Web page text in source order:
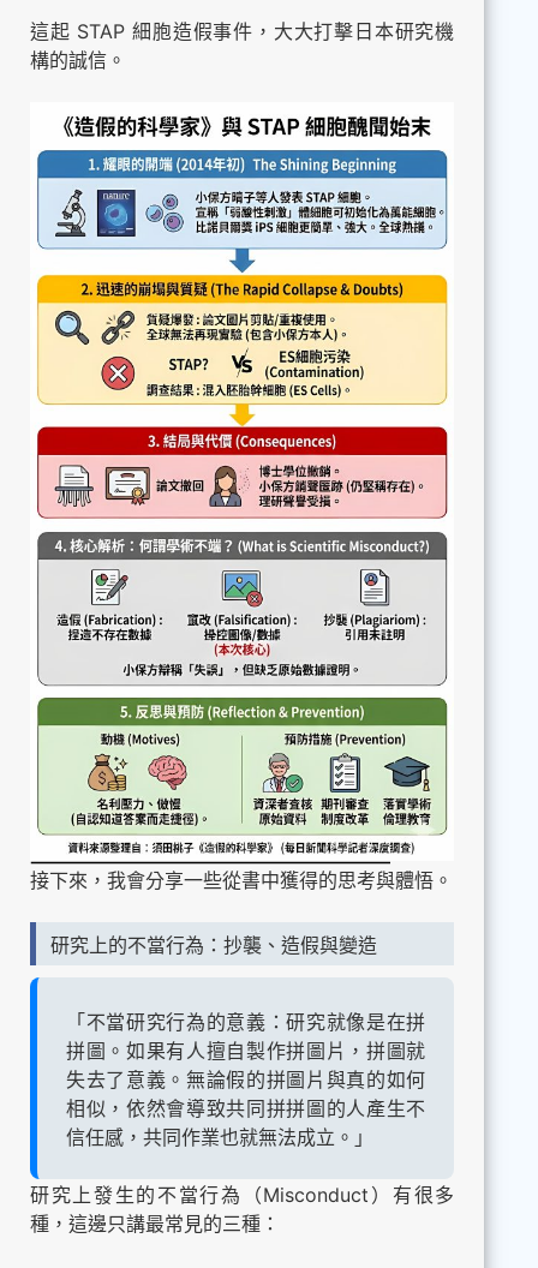
這起 STAP 細胞造假事件，大大打擊日本研究機
構的誠信。
接下來，我會分享一些從書中獲得的思考與體悟。
研究上的不當行為：抄襲、造假與變造
「不當研究行為的意義：研究就像是在拼
拼圖。如果有人擅自製作拼圖片，拼圖就
失去了意義。無論假的拼圖片與真的如何
相似，依然會導致共同拼拼圖的人產生不
信任感，共同作業也就無法成立。」
研究上發生的不當行為（Misconduct）有很多
種，這邊只講最常見的三種：